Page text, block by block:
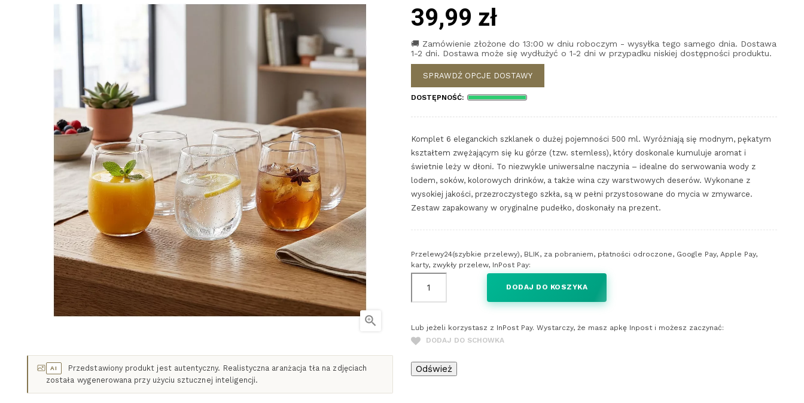

AI
Przedstawiony produkt jest autentyczny. Realistyczna aranżacja tła na zdjęciach
została wygenerowana przy użyciu sztucznej inteligencji.
39,99 zł
🚚 Zamówienie złożone do 13:00 w dniu roboczym - wysyłka tego samego dnia. Dostawa
1-2 dni. Dostawa może się wydłużyć o 1-2 dni w przypadku niskiej dostępności produktu.
SPRAWDŹ OPCJE DOSTAWY
DOSTĘPNOŚĆ:
Komplet 6 eleganckich szklanek o dużej pojemności 500 ml. Wyróżniają się modnym, pękatym
kształtem zwężającym się ku górze (tzw. stemless), który doskonale kumuluje aromat i
świetnie leży w dłoni. To niezwykle uniwersalne naczynia – idealne do serwowania wody z
lodem, soków, kolorowych drinków, a także wina czy warstwowych deserów. Wykonane z
wysokiej jakości, przezroczystego szkła, są w pełni przystosowane do mycia w zmywarce.
Zestaw zapakowany w oryginalne pudełko, doskonały na prezent.
Przelewy24(szybkie przelewy), BLIK, za pobraniem, płatności odroczone, Google Pay, Apple Pay,
karty, zwykły przelew, InPost Pay:
DODAJ DO KOSZYKA
Lub jeżeli korzystasz z InPost Pay. Wystarczy, że masz apkę Inpost i możesz zaczynać:
DODAJ DO SCHOWKA